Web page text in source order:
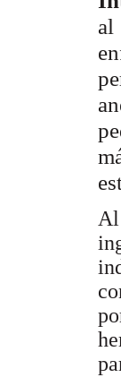
al